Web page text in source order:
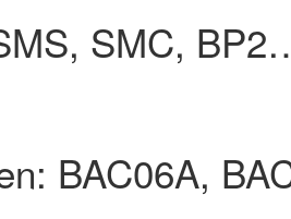
SMC,
BAC06A,